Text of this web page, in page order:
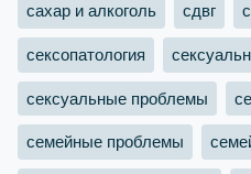
сахар и алкоголь сдвг
сексопатология
сексуальные проблемы
семейные проблемы